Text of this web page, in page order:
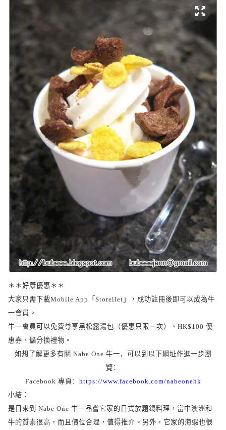
＊＊好康優惠＊＊
大家只需下載Mobile App 「Storellet 」，成功註冊後即可以成為牛
一會員。
牛一會員可以免費尊享黑松露湯包（優惠只限一次）、 HK$100 優
惠券、儲分換禮物。
如想了解更多有關 Nabe One 牛一，可以到以下網址作進一步瀏
覽：
Facebook 專頁： https://www.facebook.com/nabeonehk
小結：
是日來到 Nabe One 牛一品嘗它家的日式放題鍋料理，當中澳洲和
牛的質素很高，而且價位合理，值得推介。另外，它家的海蝦也很